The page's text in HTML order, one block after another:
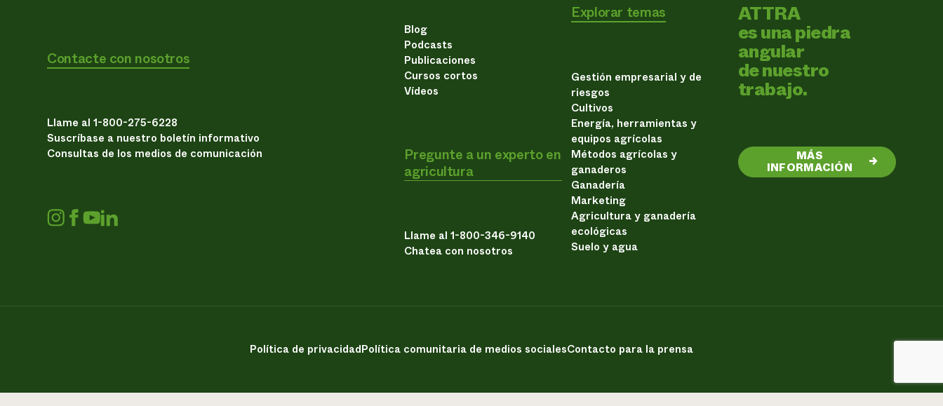
Contacte con nosotros
Llame al 1-800-275-6228
Suscríbase a nuestro boletín informativo
Consultas de los medios de comunicación
Blog
Podcasts
Publicaciones
Cursos cortos
Vídeos
Pregunte a un experto en
agricultura
Llame al 1-800-346-9140
Chatea con nosotros
Explorar temas
Gestión empresarial y de
riesgos
Cultivos
Energía, herramientas y
equipos agrícolas
Métodos agrícolas y
ganaderos
Ganadería
Marketing
Agricultura y ganadería
ecológicas
Suelo y agua
ATTRA
es una piedra
angular
de nuestro
trabajo.
MÁS
INFORMACIÓN →
Política de privacidadPolítica comunitaria de medios socialesContacto para la prensa